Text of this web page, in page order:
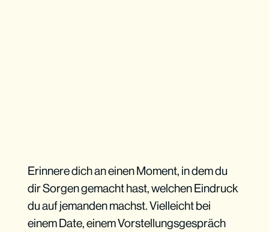
Erinnere dich an einen Moment, in dem du
dir Sorgen gemacht hast, welchen Eindruck
du auf jemanden machst. Vielleicht bei
einem Date, einem Vorstellungsgespräch